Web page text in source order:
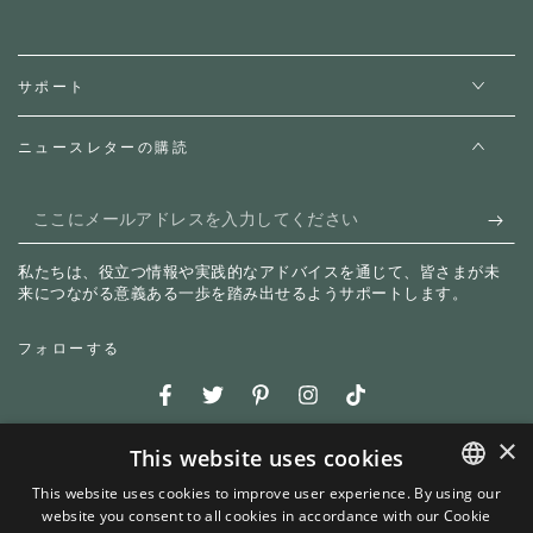
サポート
ニュースレターの購読
こ
こ
に
ー
私たちは、役立つ情報や実践的なアドバイスを通じて、皆さまが未
来につながる意義ある一歩を踏み出せるようサポートします。
フォローする
FacebookTwitterPinterestInstagramTikTok
払
ENGLISH
×
This website uses cookies
This website uses cookies to improve user experience. By using our
website you consent to all cookies in accordance with our Cookie